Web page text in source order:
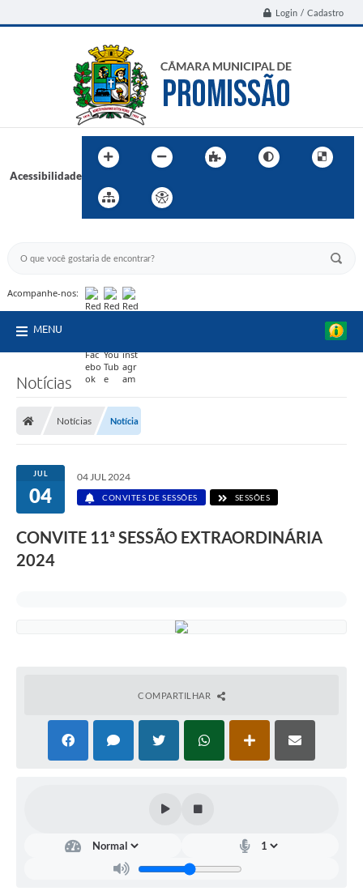
Login / Cadastro
Acessibilidade
Acompanhe-nos:
MENU
Notícias
Notícias Notícia
JUL
04
04 JUL 2024
CONVITES DE SESSÕES SESSÕES
CONVITE 11ª SESSÃO EXTRAORDINÁRIA
2024
COMPARTILHAR